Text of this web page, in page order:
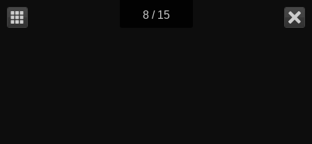
8 / 15